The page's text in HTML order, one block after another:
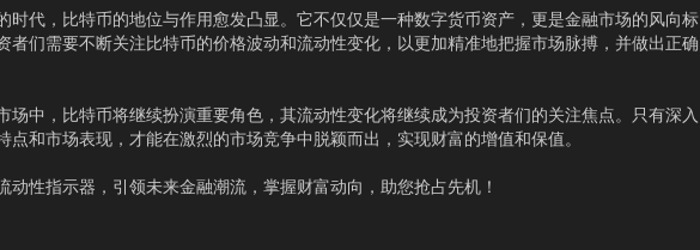
时代，比特币的地位与作用愈发凸显。它不仅仅是一种数字货币资产，更是金融市场的风向标
者们需要不断关注比特币的价格波动和流动性变化，以更加精准地把握市场脉搏，并做出正确
场中，比特币将继续扮演重要角色，其流动性变化将继续成为投资者们的关注焦点。只有深入
点和市场表现，才能在激烈的市场竞争中脱颖而出，实现财富的增值和保值。
动性指示器，引领未来金融潮流，掌握财富动向，助您抢占先机！